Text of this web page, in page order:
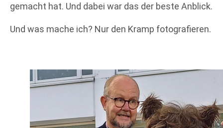
gemacht hat. Und dabei war das der beste Anblick.
Und was mache ich? Nur den Kramp fotografieren.